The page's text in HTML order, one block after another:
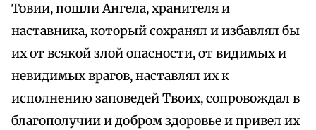
Товии, пошли Ангела, хранителя и
наставника, который сохранял и избавлял бы
их от всякой злой опасности, от видимых и
невидимых врагов, наставлял их к
исполнению заповедей Твоих, сопровождал в
благополучии и добром здоровье и привел их